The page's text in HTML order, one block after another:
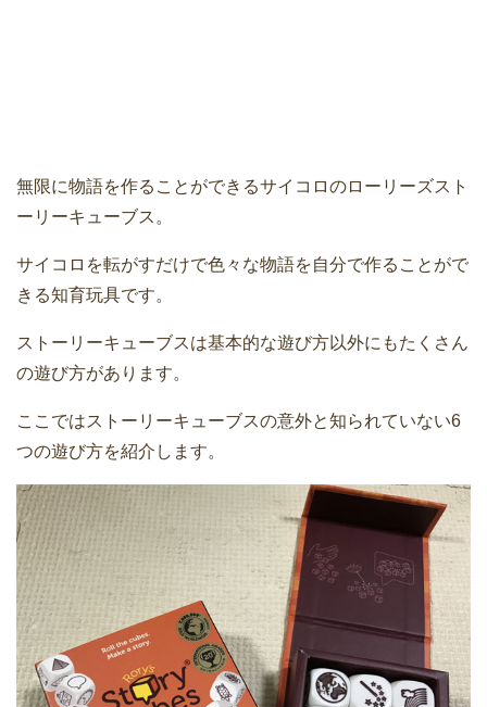
無限に物語を作ることができるサイコロのローリーズスト
ーリーキューブス。
サイコロを転がすだけで色々な物語を自分で作ることがで
きる知育玩具です。
ストーリーキューブスは基本的な遊び方以外にもたくさん
の遊び方があります。
ここではストーリーキューブスの意外と知られていない6
つの遊び方を紹介します。